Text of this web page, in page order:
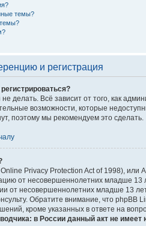
темы?
и регистрация
делать. Всё зависит от того, как
возможности, которые
поэтому мы рекомендуем это сделать.
Online Privacy Protection Act of 1998),
от несовершеннолетних младше 13
от несовершеннолетних младше 13
Обратите внимание, что phpBB
кроме указанных в ответе на
в России данный акт не